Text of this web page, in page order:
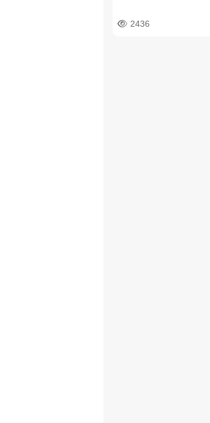
2436